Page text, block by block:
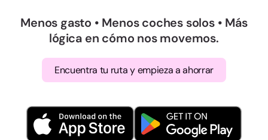
Menos gasto • Menos coches solos • Más
lógica en cómo nos movemos.
Encuentra tu ruta y empieza a ahorrar